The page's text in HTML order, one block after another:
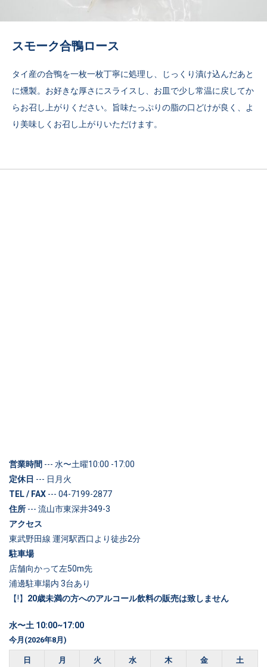
スモーク合鴨ロース
タイ産の合鴨を一枚一枚丁寧に処理し、じっくり漬け込んだあと
に燻製。お好きな厚さにスライスし、お皿で少し常温に戻してか
らお召し上がりください。旨味たっぷりの脂の口どけが良く、よ
り美味しくお召し上がりいただけます。
営業時間--- 水〜土曜10:00 -17:00
定休日 --- 日月火
TEL / FAX--- 04-7199-2877
住所--- 流山市東深井349-3
アクセス
東武野田線 運河駅西口より徒歩2分
駐車場
店舗向かって左50m先
浦邊駐車場内 3台あり
【!】 20歳未満の方へのアルコール飲料の販売は致しません
水〜土 10:00~17:00
今月(2026年8月)
日
月 火 水 木 金 土